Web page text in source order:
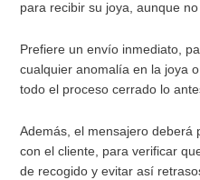
para recibir su joya, aunque
Prefiere un envío inmediato,
cualquier anomalía en la joya
todo el proceso cerrado lo
Además, el mensajero deberá
con el cliente, para verificar
de recogido y evitar así